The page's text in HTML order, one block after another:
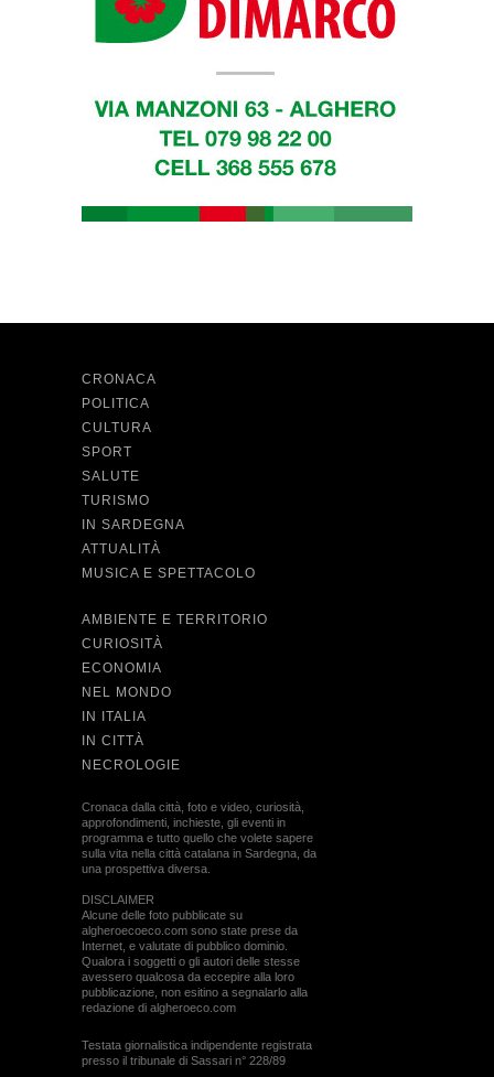
CRONACA
POLITICA
CULTURA
SPORT
SALUTE
TURISMO
IN SARDEGNA
ATTUALITÀ
MUSICA E SPETTACOLO
AMBIENTE E TERRITORIO
CURIOSITÀ
ECONOMIA
NEL MONDO
IN ITALIA
IN CITTÀ
NECROLOGIE
Cronaca dalla città, foto e video, curiosità,
approfondimenti, inchieste, gli eventi in
programma e tutto quello che volete sapere
sulla vita nella città catalana in Sardegna, da
una prospettiva diversa.
DISCLAIMER
Alcune delle foto pubblicate su
algheroecoeco.com sono state prese da
Internet, e valutate di pubblico dominio.
Qualora i soggetti o gli autori delle stesse
avessero qualcosa da eccepire alla loro
pubblicazione, non esitino a segnalarlo alla
redazione di algheroeco.com
Testata giornalistica indipendente registrata
presso il tribunale di Sassari n° 228/89